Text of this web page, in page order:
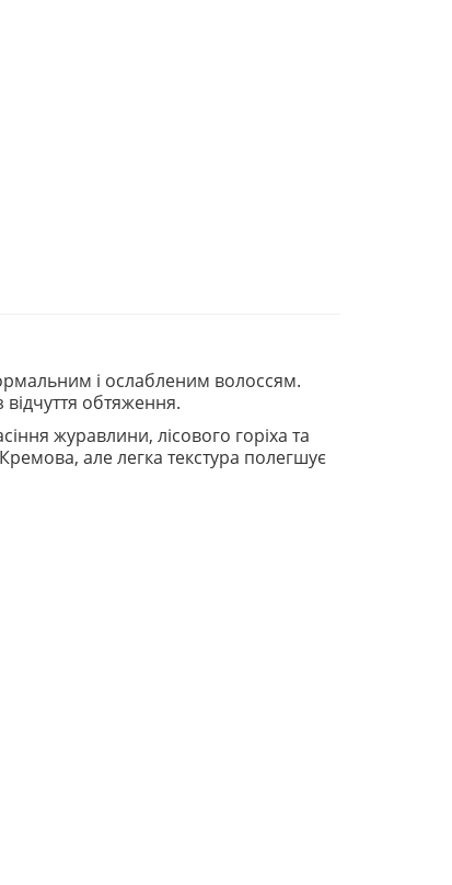
і ослабленим волоссям.
відчуття обтяження.
журавлини, лісового горіха та
але легка текстура полегшує